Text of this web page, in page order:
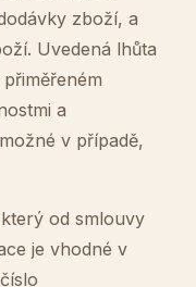
zboží, a
Uvedená lhůta
a
v případě,
od smlouvy
je vhodné v